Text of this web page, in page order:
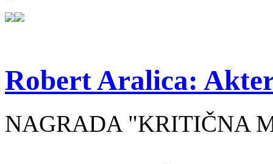
Robert Aralica:
NAGRADA "KRITIČNA